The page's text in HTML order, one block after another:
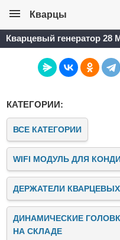
Кварцы
Кварцевый генератор 28
КАТЕГОРИИ:
ВСЕ КАТЕГОРИИ
WIFI МОДУЛЬ ДЛЯ
ДЕРЖАТЕЛИ
ДИНАМИЧЕСКИЕ
НА СКЛАДЕ